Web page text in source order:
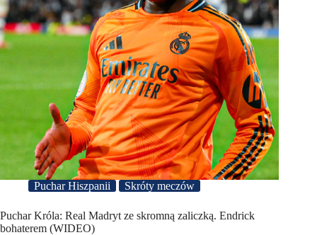
Puchar Hiszpanii Skróty meczów
Puchar Króla: Real Madryt ze skromną zaliczką. Endrick
bohaterem (WIDEO)